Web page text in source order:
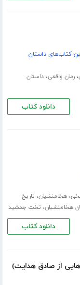
کتاب‌های داستان
،رمان واقعی،داستان
دانلود کتاب
،هخامنشیان، تاریخ
هخامنشیان، تخت جمشید
دانلود کتاب
از صادق هدایت)